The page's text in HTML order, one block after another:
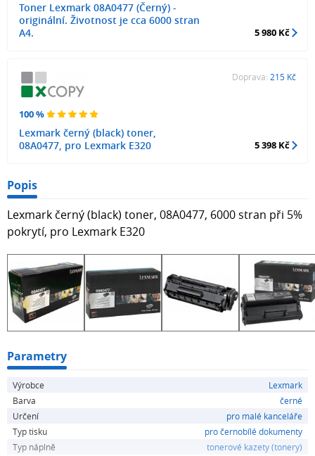
Toner Lexmark 08A0477 (Černý) -
originální. Životnost je cca 6000 stran
A4.
5 980 Kč
100 %
Lexmark černý (black) toner,
08A0477, pro Lexmark E320
Doprava: 215 Kč
5 398 Kč
Popis
Lexmark černý (black) toner, 08A0477, 6000 stran při 5%
pokrytí, pro Lexmark E320
Parametry
Výrobce
Lexmark
Barva
černé
Určení
pro malé kanceláře
Typ tisku
pro černobílé dokumenty
Typ náplně
tonerové kazety (tonery)